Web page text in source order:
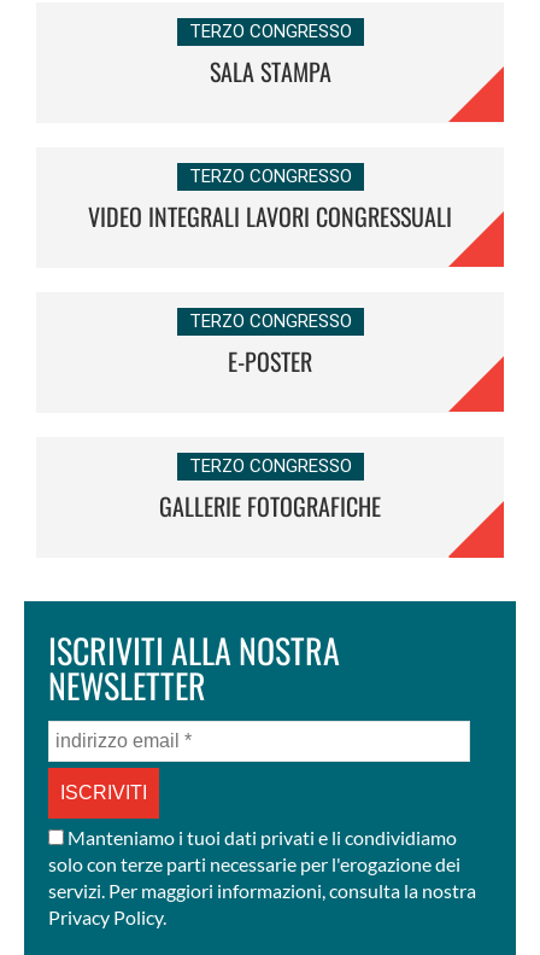
TERZO CONGRESSO
SALA STAMPA
TERZO CONGRESSO
VIDEO INTEGRALI LAVORI CONGRESSUALI
TERZO CONGRESSO
E-POSTER
TERZO CONGRESSO
GALLERIE FOTOGRAFICHE
ISCRIVITI ALLA NOSTRA
NEWSLETTER
indirizzo
email
Manteniamo i tuoi dati privati e li condividiamo
solo con terze parti necessarie per l'erogazione dei
servizi. Per maggiori informazioni, consulta la nostra
Privacy Policy.